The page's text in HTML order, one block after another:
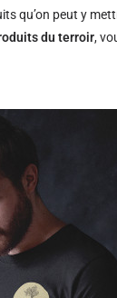
qu’on peut y
du terroir,